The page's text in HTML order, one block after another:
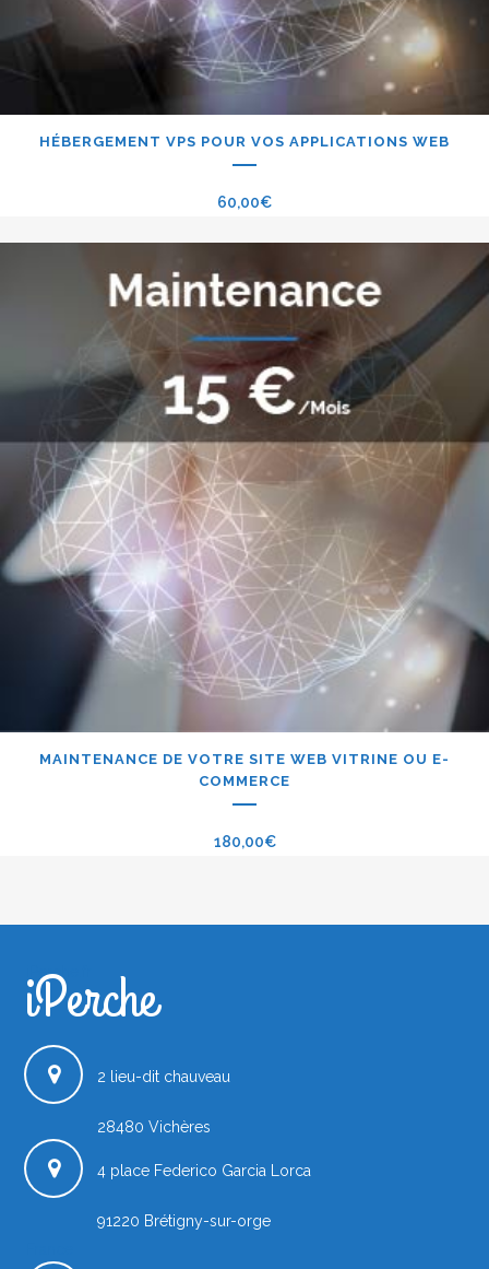
HÉBERGEMENT VPS POUR VOS APPLICATIONS WEB
60,00€
MAINTENANCE DE VOTRE SITE WEB VITRINE OU E-
COMMERCE
180,00€
iPerche.fr
iPerche
2 lieu-dit chauveau
28480 Vichères
4 place Federico Garcia Lorca
91220 Brétigny-sur-orge